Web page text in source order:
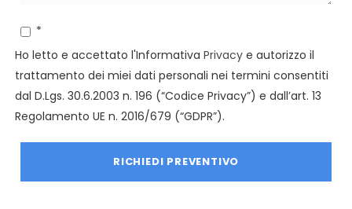
*
Ho letto e accettato l'Informativa Privacy e autorizzo il
trattamento dei miei dati personali nei termini consentiti
dal D.Lgs. 30.6.2003 n. 196 (“Codice Privacy”) e dall’art. 13
Regolamento UE n. 2016/679 (“GDPR”).